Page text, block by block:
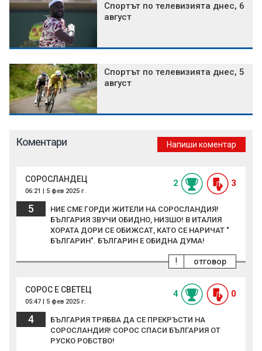
Спортът по телевизията днес, 6
август
Спортът по телевизията днес, 5
август
Коментари Напиши коментар
СОРОСЛАНДЕЦ
06:21 | 5 фев 2025 г.
2 3
5
НИЕ СМЕ ГОРДИ ЖИТЕЛИ НА СОРОСЛАНДИЯ!
БЪЛГАРИЯ ЗВУЧИ ОБИДНО, НИЗШО! В ИТАЛИЯ
ХОРАТА ДОРИ СЕ ОБИЖСАТ, КАТО СЕ НАРИЧАТ "
БЪЛГАРИН". БЪЛГАРИН Е ОБИДНА ДУМА!
отговор
!
СОРОС Е СВЕТЕЦ
05:47 | 5 фев 2025 г.
4 0
4
БЪЛГАРИЯ ТРЯБВА ДА СЕ ПРЕКРЪСТИ НА
СОРОСЛАНДИЯ! СОРОС СПАСИ БЪЛГАРИЯ ОТ
РУСКО РОБСТВО!